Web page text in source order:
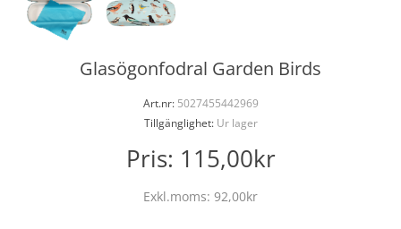
Glasögonfodral Garden Birds
Art.nr:5027455442969
Tillgänglighet:Ur lager
Pris: 115,00kr
Exkl.moms: 92,00kr